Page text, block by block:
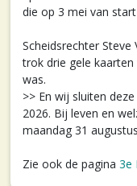
die op 3 mei van
Scheidsrechter Steve
trok drie gele
was.
>> En wij sluiten
2026. Bij leven en
maandag 31
Zie ook de pagina 3e